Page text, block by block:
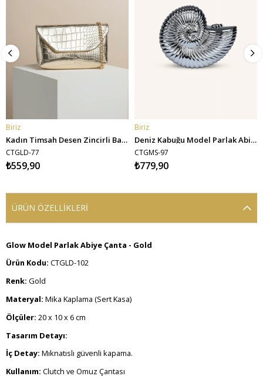
SEPETE EKLE
Biriz
Kadın Timsah Desen Zincirli Baget El ve Omuz Çantası - Gold
CTGLD-77
₺559,90
SEPETE EKLE
Biriz
Deniz Kabuğu Model Parlak Abiye Çanta - Gümüş
CTGMS-97
₺779,90
ÜRÜN ÖZELLIKLERI
Glow Model Parlak Abiye Çanta - Gold
Ürün Kodu: CTGLD-102
Renk: Gold
Materyal: Mika Kaplama (Sert Kasa)
Ölçüler: 20 x 10 x 6 cm
Tasarım Detayı:
İç Detay: Mıknatıslı güvenli kapama.
Kullanım: Clutch ve Omuz Çantası